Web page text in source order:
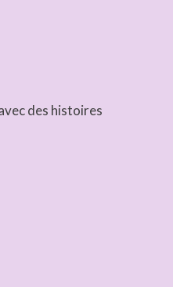
des histoires